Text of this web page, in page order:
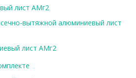
лист АМг2
вытяжной алюминиевый лист
лист АМг2